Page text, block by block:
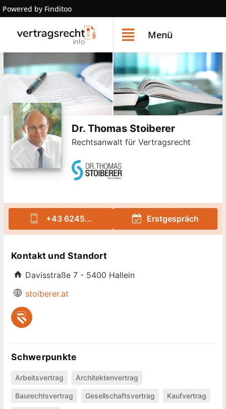
Powered by Finditoo
Menü
Dr. Thomas Stoiberer
Rechtsanwalt für Vertragsrecht
+43 6245... Erstgespräch
Kontakt und Standort
Davisstraße 7 - 5400 Hallein
stoiberer.at
Schwerpunkte
Arbeitsvertrag Architektenvertrag
Baurechtsvertrag Gesellschaftsvertrag Kaufvertrag